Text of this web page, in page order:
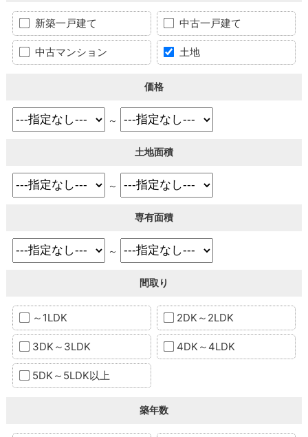
新築一戸建て 中古一戸建て
中古マンション 土地
価格
～
土地面積
～
専有面積
～
間取り
～1LDK 2DK～2LDK
3DK～3LDK 4DK～4LDK
5DK～5LDK以上
築年数